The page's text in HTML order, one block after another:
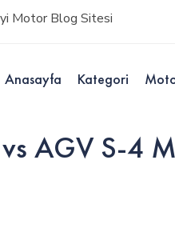
Motor Blog Sitesi
Anasayfa Kategori
AGV S-4